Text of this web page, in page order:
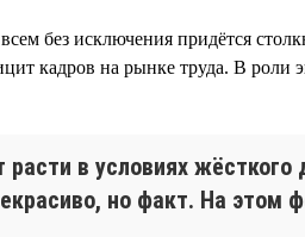
без исключения придётся
кадров на рынке труда. В роли
в условиях
но факт. На